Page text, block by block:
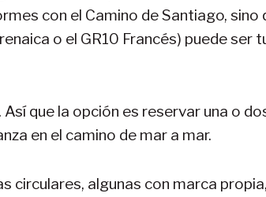
con el Camino de Santiago,
o el GR10 Francés) puede ser
que la opción es reservar una o
en el camino de mar a mar.
circulares, algunas con marca